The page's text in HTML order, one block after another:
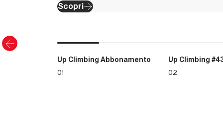
Scopri
Up Climbing Abbonamento
01
Up Climbing
02